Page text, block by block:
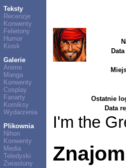
Teksty
Recenzje
Konwenty
Felietony
Humor
Kiosk
Galerie
Anime
Manga
Konwenty
Cosplay
Fanarty
Komiksy
Wydarzenia
Plikownia
Nihon
Konwenty
Media
Teledyski
Zwiastuny
Ostatnie
Data
I'm the